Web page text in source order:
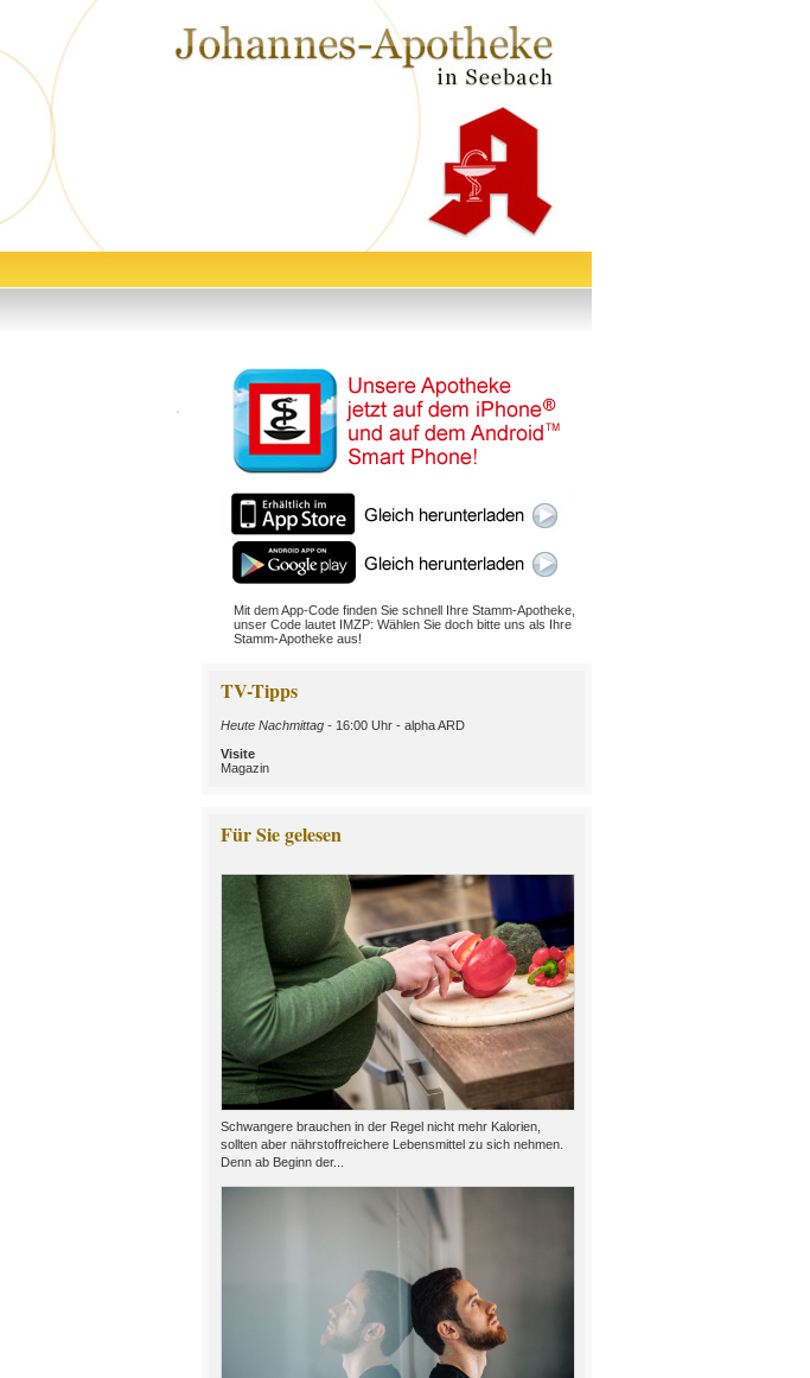
Mit dem App-Code finden Sie schnell Ihre Stamm-Apotheke,
unser Code lautet IMZP: Wählen Sie doch bitte uns als Ihre
Stamm-Apotheke aus!
TV-Tipps
Heute Nachmittag -16:00 Uhr - alpha ARD
Visite
Magazin
Für Sie gelesen
Schwangere brauchen in der Regel nicht mehr Kalorien,
sollten aber nährstoffreichere Lebensmittel zu sich nehmen.
Denn ab Beginn der...